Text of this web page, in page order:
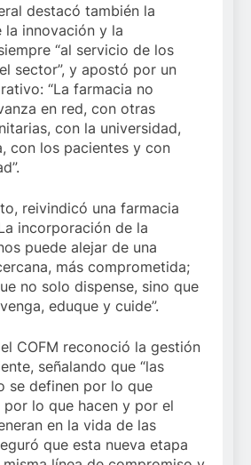
destacó también la
innovación y la
“al servicio de los
sector”, y apostó por un
“La farmacia no
en red, con otras
con la universidad,
con los pacientes y con
reivindicó una farmacia
incorporación de la
puede alejar de una
más comprometida;
no solo dispense, sino que
eduque y cuide”.
COFM reconoció la gestión
señalando que “las
se definen por lo que
por lo que hacen y por el
en la vida de las
que esta nueva etapa